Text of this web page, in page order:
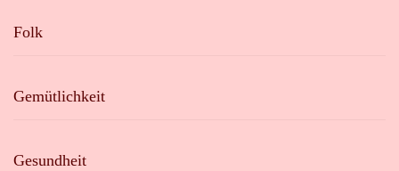
Folk
Gemütlichkeit
Gesundheit